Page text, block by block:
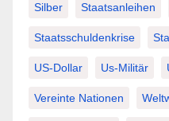
Silber Staatsanleihen
Staatsschuldenkrise
US-Dollar Us-Militär
Vereinte Nationen